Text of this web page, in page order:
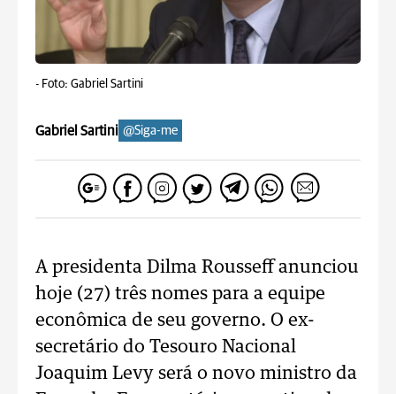
- Foto: Gabriel Sartini
Gabriel Sartini @Siga-me
A presidenta Dilma Rousseff anunciou
hoje (27) três nomes para a equipe
econômica de seu governo. O ex-
secretário do Tesouro Nacional
Joaquim Levy será o novo ministro da